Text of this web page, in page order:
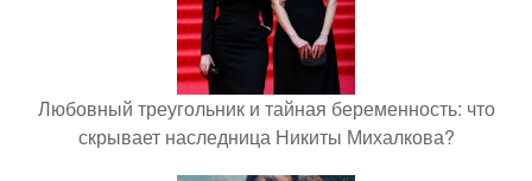
Любовный треугольник и тайная беременность: что
скрывает наследница Никиты Михалкова?